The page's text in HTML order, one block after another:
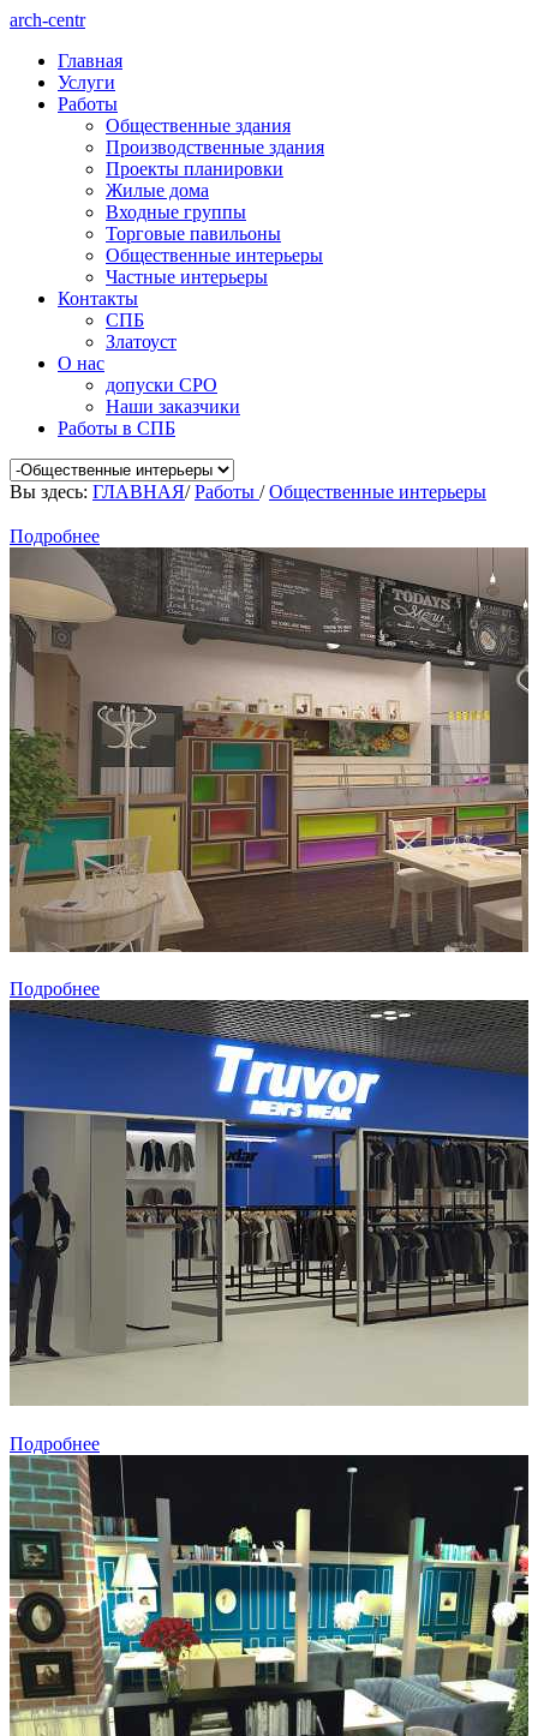
arch-centr
Главная
Услуги
Работы
Общественные здания
Производственные здания
Проекты планировки
Жилые дома
Входные группы
Торговые павильоны
Общественные интерьеры
Частные интерьеры
Контакты
СПБ
Златоуст
О нас
допуски СРО
Наши заказчики
Работы в СПБ
Вы здесь: ГЛАВНАЯ/Работы /Общественные интерьеры
Подробнее
Подробнее
Подробнее